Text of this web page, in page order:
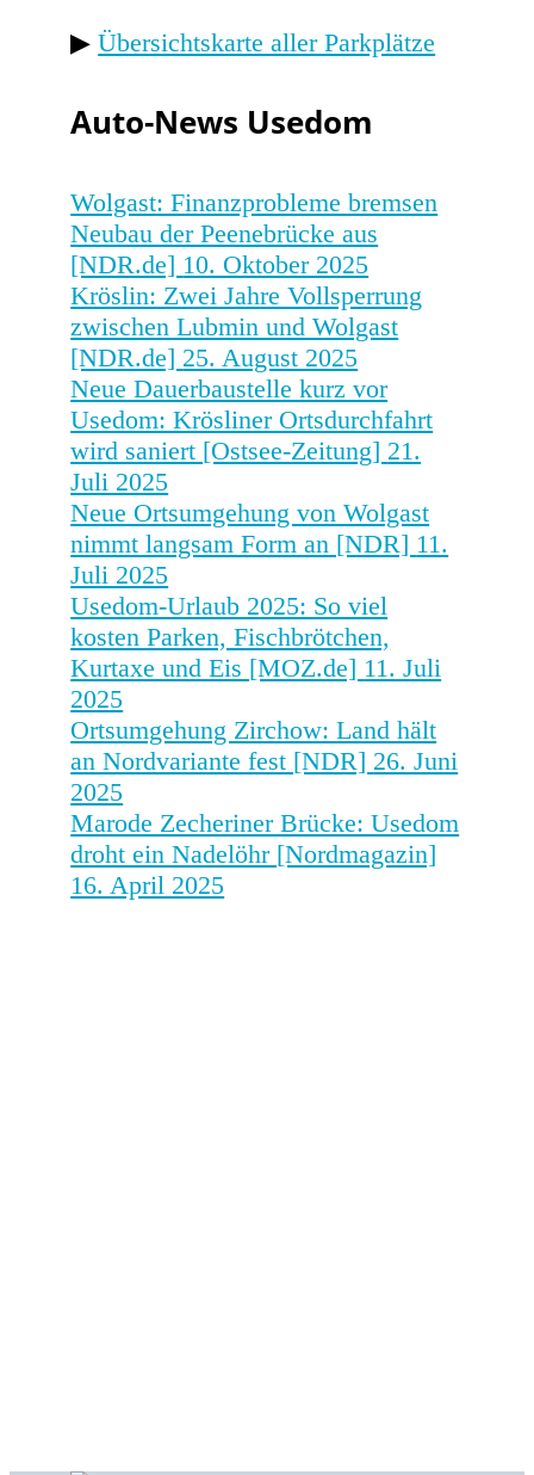
▶Übersichtskarte aller Parkplätze
Auto-News Usedom
Wolgast: Finanzprobleme bremsen
Neubau der Peenebrücke aus
[NDR.de] 10. Oktober 2025
Kröslin: Zwei Jahre Vollsperrung
zwischen Lubmin und Wolgast
[NDR.de] 25. August 2025
Neue Dauerbaustelle kurz vor
Usedom: Krösliner Ortsdurchfahrt
wird saniert [Ostsee-Zeitung] 21.
Juli 2025
Neue Ortsumgehung von Wolgast
nimmt langsam Form an [NDR] 11.
Juli 2025
Usedom-Urlaub 2025: So viel
kosten Parken, Fischbrötchen,
Kurtaxe und Eis [MOZ.de] 11. Juli
2025
Ortsumgehung Zirchow: Land hält
an Nordvariante fest [NDR] 26. Juni
2025
Marode Zecheriner Brücke: Usedom
droht ein Nadelöhr [Nordmagazin]
16. April 2025